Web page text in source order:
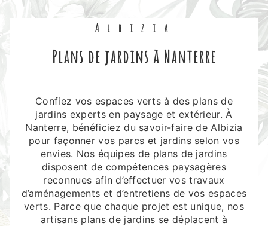
Albizia
plans de jardins à Nanterre
Confiez vos espaces verts à des plans de
jardins experts en paysage et extérieur. À
Nanterre, bénéficiez du savoir-faire de Albizia
pour façonner vos parcs et jardins selon vos
envies. Nos équipes de plans de jardins
disposent de compétences paysagères
reconnues afin d’effectuer vos travaux
d’aménagements et d’entretiens de vos espaces
verts. Parce que chaque projet est unique, nos
artisans plans de jardins se déplacent à